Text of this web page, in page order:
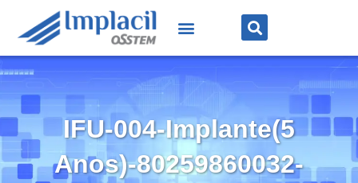
IFU-004-Implante(5
Anos)-80259860032-